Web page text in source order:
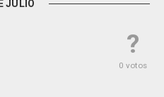
JULIO
?
0 votos